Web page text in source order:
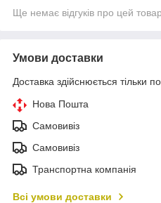
Ще немає відгуків про цей товар
Умови доставки
Доставка здійснюється тільки
Нова Пошта
Самовивіз
Самовивіз
Транспортна компанія
Всі умови доставки